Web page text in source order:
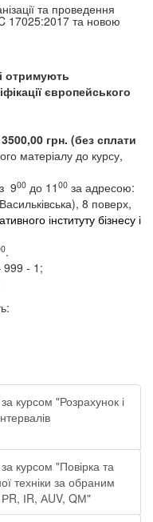
та проведення
17025:2017 та новою
отримують
європейського
3500,00 грн. (без сплати
матеріалу до курсу,
з 900 до 11 00 за адресою:
8 поверх,
інституту бізнесу і
.
999 - 1;
курсом "Розрахунок і
курсом "Повірка та
техніки за обраним
ІR, АUV, QМ"